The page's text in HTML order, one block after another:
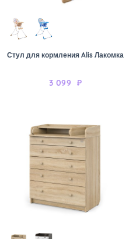
Стул для кормления Alis Лакомка
3 099 ₽